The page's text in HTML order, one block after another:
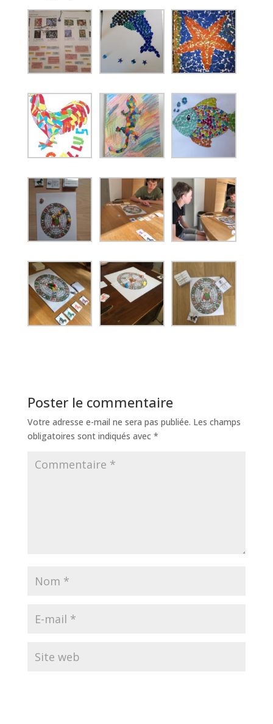
Poster le commentaire
Votre adresse e-mail ne sera pas publiée. Les champs
obligatoires sont indiqués avec *